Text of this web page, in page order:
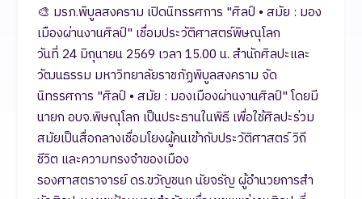
🎨 มรภ.พิบูลสงคราม เปิดนิทรรศการ "ศิลป์ • สมัย : มอง
เมืองผ่านงานศิลป์" เชื่อมประวัติศาสตร์พิษณุโลก
วันที่ 24 มิถุนายน 2569 เวลา 15.00 น. สำนักศิลปะและ
วัฒนธรรม มหาวิทยาลัยราชภัฏพิบูลสงคราม จัด
นิทรรศการ "ศิลป์ • สมัย : มองเมืองผ่านงานศิลป์" โดยมี
นายก อบจ.พิษณุโลก เป็นประธานในพิธี เพื่อใช้ศิลปะร่วม
สมัยเป็นสื่อกลางเชื่อมโยงผู้คนเข้ากับประวัติศาสตร์ วิถี
ชีวิต และความทรงจำของเมือง
รองศาสตราจารย์ ดร.ขวัญชนก นัยจรัญ ผู้อำนวยการสำ